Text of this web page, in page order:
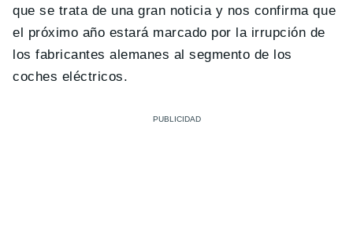
que se trata de una gran noticia y nos confirma que
el próximo año estará marcado por la irrupción de
los fabricantes alemanes al segmento de los
coches eléctricos.